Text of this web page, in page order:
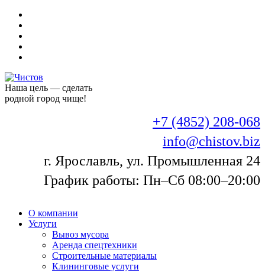
Наша цель — сделать
родной город чище!
+7 (4852) 208-068
info@chistov.biz
г. Ярославль, ул. Промышленная 24
График работы: Пн–Сб 08:00–20:00
О компании
Услуги
Вывоз мусора
Аренда спецтехники
Строительные материалы
Клининговые услуги